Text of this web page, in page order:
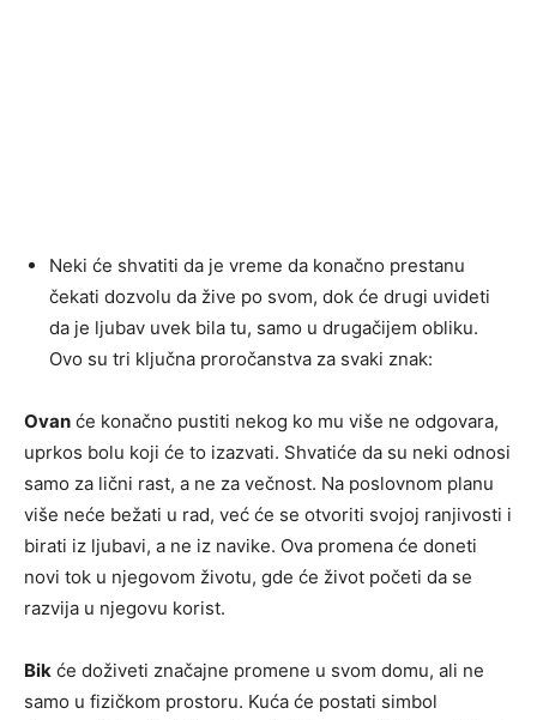
Neki će shvatiti da je vreme da konačno prestanu
čekati dozvolu da žive po svom, dok će drugi uvideti
da je ljubav uvek bila tu, samo u drugačijem obliku.
Ovo su tri ključna proročanstva za svaki znak:
Ovan će konačno pustiti nekog ko mu više ne odgovara,
uprkos bolu koji će to izazvati. Shvatiće da su neki odnosi
samo za lični rast, a ne za večnost. Na poslovnom planu
više neće bežati u rad, već će se otvoriti svojoj ranjivosti i
birati iz ljubavi, a ne iz navike. Ova promena će doneti
novi tok u njegovom životu, gde će život početi da se
razvija u njegovu korist.
Bik će doživeti značajne promene u svom domu, ali ne
samo u fizičkom prostoru. Kuća će postati simbol